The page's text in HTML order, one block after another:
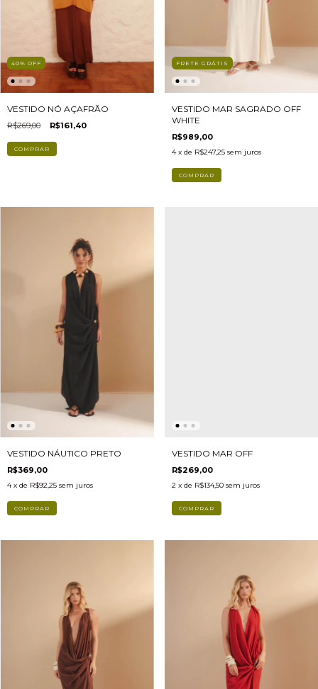
40% OFF
VESTIDO NÓ AÇAFRÃO
R$269,00 R$161,40
COMPRAR
FRETE GRÁTIS
VESTIDO MAR SAGRADO OFF
WHITE
R$989,00
4 x de R$247,25 sem juros
COMPRAR
VESTIDO NÁUTICO PRETO
R$369,00
4 x de R$92,25 sem juros
COMPRAR
VESTIDO MAR OFF
R$269,00
2 x de R$134,50 sem juros
COMPRAR